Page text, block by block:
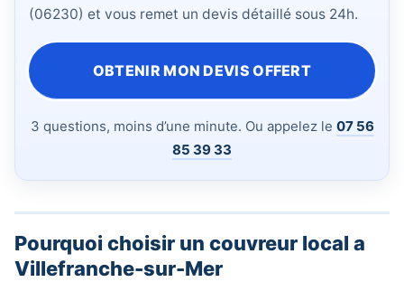
(06230) et vous remet un devis détaillé sous 24h.
OBTENIR MON DEVIS OFFERT
3 questions, moins d’une minute. Ou appelez le 07 56
85 39 33
Pourquoi choisir un couvreur local a
Villefranche-sur-Mer